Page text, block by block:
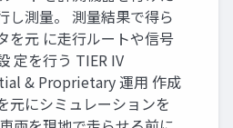
し測量。 測量結果で得ら
を元 に走行ルートや信号
定を行う TIER IV
& Proprietary 運用 作成
元にシミュレーションを